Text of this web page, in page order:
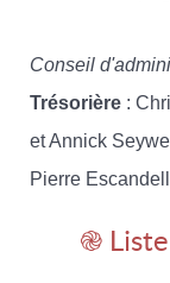
Conseil
Trésorière :
et Annick
Pierre Escandell
֎